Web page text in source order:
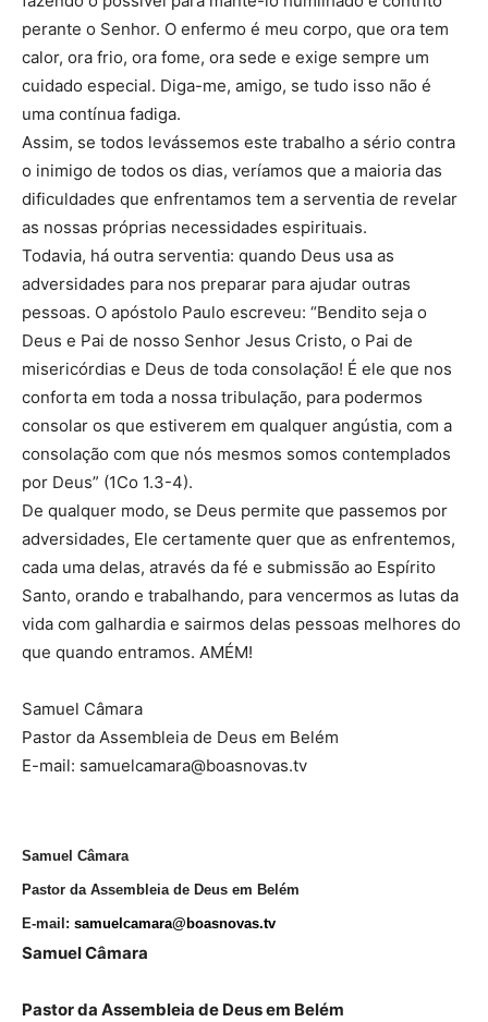
perante o Senhor. O enfermo é meu corpo, que ora tem
calor, ora frio, ora fome, ora sede e exige sempre um
cuidado especial. Diga-me, amigo, se tudo isso não é
uma contínua fadiga.
Assim, se todos levássemos este trabalho a sério contra
o inimigo de todos os dias, veríamos que a maioria das
dificuldades que enfrentamos tem a serventia de revelar
as nossas próprias necessidades espirituais.
Todavia, há outra serventia: quando Deus usa as
adversidades para nos preparar para ajudar outras
pessoas. O apóstolo Paulo escreveu: “Bendito seja o
Deus e Pai de nosso Senhor Jesus Cristo, o Pai de
misericórdias e Deus de toda consolação! É ele que nos
conforta em toda a nossa tribulação, para podermos
consolar os que estiverem em qualquer angústia, com a
consolação com que nós mesmos somos contemplados
por Deus” (1Co 1.3-4).
De qualquer modo, se Deus permite que passemos por
adversidades, Ele certamente quer que as enfrentemos,
cada uma delas, através da fé e submissão ao Espírito
Santo, orando e trabalhando, para vencermos as lutas da
vida com galhardia e sairmos delas pessoas melhores do
que quando entramos. AMÉM!
Samuel Câmara
Pastor da Assembleia de Deus em Belém
E-mail: samuelcamara@boasnovas.tv
Samuel Câmara
Pastor da Assembleia de Deus em Belém
E-mail: samuelcamara@boasnovas.tv
Samuel Câmara
Pastor da Assembleia de Deus em Belém